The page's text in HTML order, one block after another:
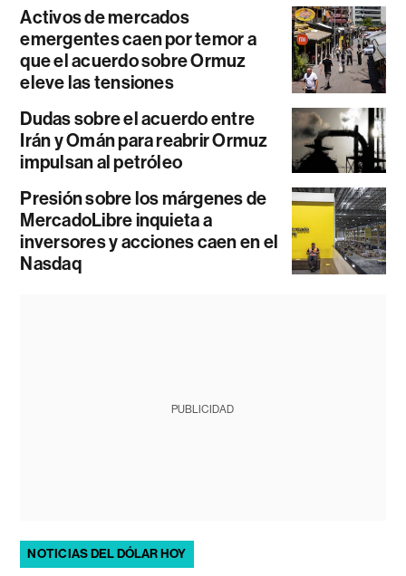
Activos de mercados
emergentes caen por temor a
que el acuerdo sobre Ormuz
eleve las tensiones
Dudas sobre el acuerdo entre
Irán y Omán para reabrir Ormuz
impulsan al petróleo
Presión sobre los márgenes de
MercadoLibre inquieta a
inversores y acciones caen en el
Nasdaq
PUBLICIDAD
NOTICIAS DEL DÓLAR HOY